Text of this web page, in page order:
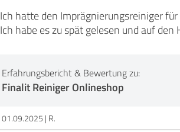
Ich hatte den Imprägnierungsreiniger
Ich habe es zu spät gelesen und auf
Erfahrungsbericht & Bewertung zu:
Finalit Reiniger Onlineshop
01.09.2025 R.